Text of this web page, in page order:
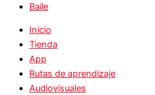
Baile
Inicio
Tienda
App
Rutas de aprendizaje
Audiovisuales